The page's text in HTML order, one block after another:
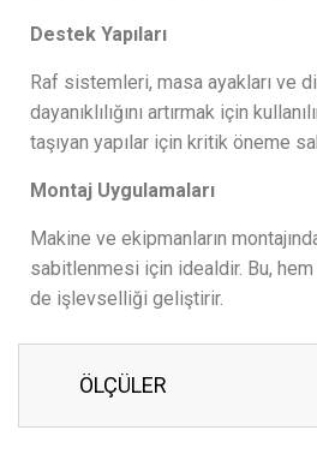
Destek Yapıları
Raf sistemleri, masa ayakları ve
dayanıklılığını artırmak için
taşıyan yapılar için kritik öneme
Montaj Uygulamaları
Makine ve ekipmanların
sabitlenmesi için idealdir. Bu, hem
de işlevselliği geliştirir.
ÖLÇÜLER